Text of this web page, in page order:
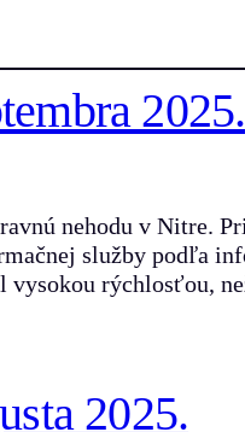
2025.
nehodu v Nitre.
služby podľa
vysokou rýchlosťou,
2025.